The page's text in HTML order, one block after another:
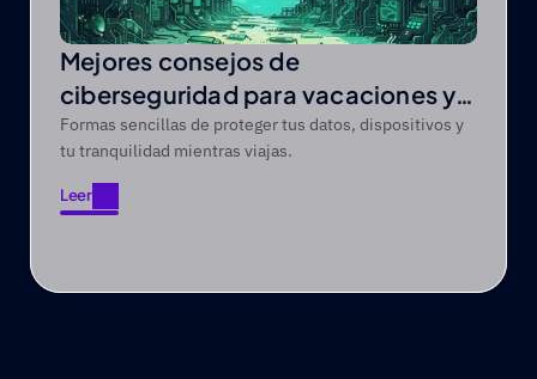
Mejores consejos de
ciberseguridad para vacaciones y
viajes
Formas sencillas de proteger tus datos, dispositivos y
tu tranquilidad mientras viajas.
Leer
Leer